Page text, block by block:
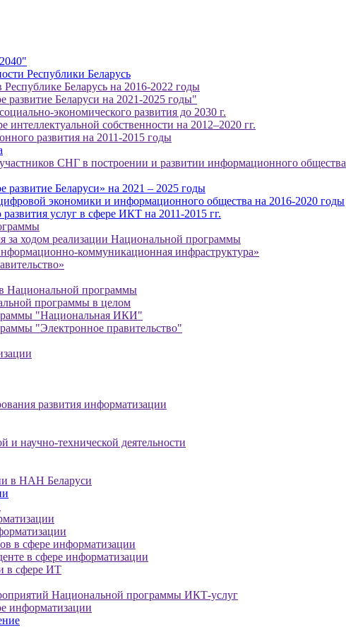
Республики Беларусь
Беларусь на 2016-2022 годы
развитие Беларуси на 2021-2025 годы"
экономического развития до 2030 г.
интеллектуальной собственности на 2012–2020 гг.
развития на 2011-2015 годы
участников СНГ в построении и развитии информационного общества
развитие Беларуси» на 2021 – 2025 годы
экономики и информационного общества на 2016-2020 годы
услуг в сфере ИКТ на 2011-2015 гг.
за ходом реализации Национальной программы
коммуникационная инфраструктура»
Национальной программы
программы в целом
"Национальная ИКИ"
"Электронное правительство"
развития информатизации
и научно-технической деятельности
в НАН Беларуси
в сфере информатизации
в сфере информатизации
в сфере ИТ
Национальной программы ИКТ-услуг
информатизации